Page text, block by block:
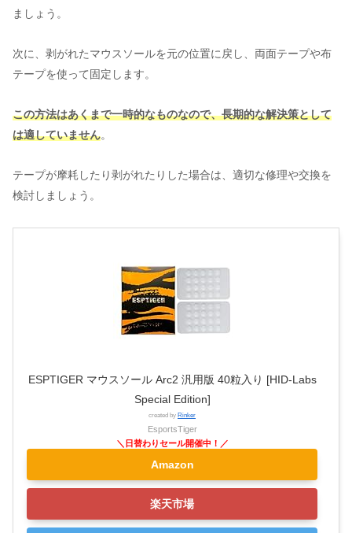
ましょう。
次に、剥がれたマウスソールを元の位置に戻し、両面テープや布
テープを使って固定します。
この方法はあくまで一時的なものなので、長期的な解決策として
は適していません。
テープが摩耗したり剥がれたりした場合は、適切な修理や交換を
検討しましょう。
ESPTIGER マウスソール Arc2 汎用版 40粒入り [HID-Labs
Special Edition]
created by Rinker
EsportsTiger
Amazon
楽天市場